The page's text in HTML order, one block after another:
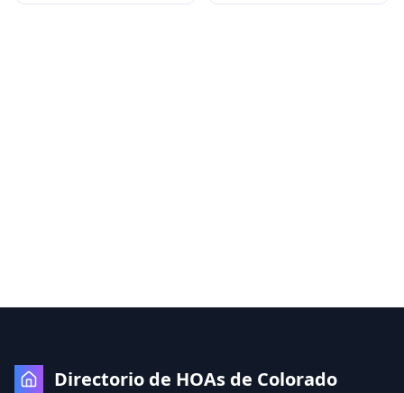
Directorio de HOAs de Colorado